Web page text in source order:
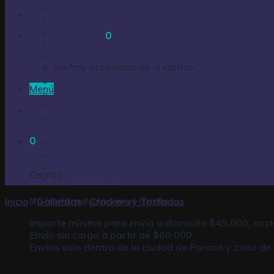
Carrito / 0
No hay productos en el carrito.
Menú
0
Carrito
No hay productos en el carrito.
Importe mínimo para envío a domicilio $45.000,
Envío sin cargo a partir de $60.000
Envíos solo dentro de la ciudad de Paraná y zona de
Snack
Turrones oblea
Inicio / Galletitas / Crackers y Tostadas